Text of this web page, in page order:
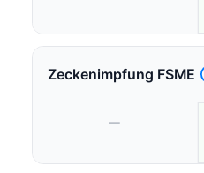
Zeckenimpfung FSME
—